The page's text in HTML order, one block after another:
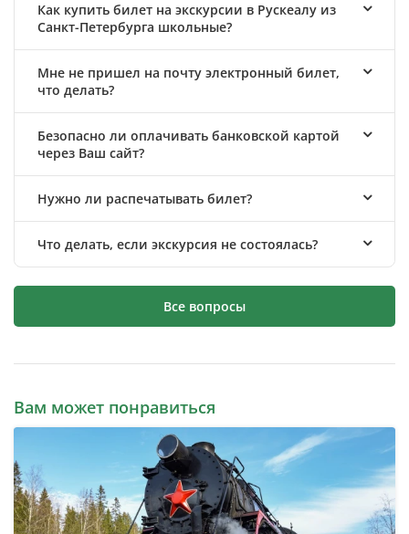
Как купить билет на экскурсии в Рускеалу из
Санкт-Петербурга школьные?
Мне не пришел на почту электронный билет,
что делать?
Безопасно ли оплачивать банковской картой
через Ваш сайт?
Нужно ли распечатывать билет?
Что делать, если экскурсия не состоялась?
Все вопросы
Вам может понравиться